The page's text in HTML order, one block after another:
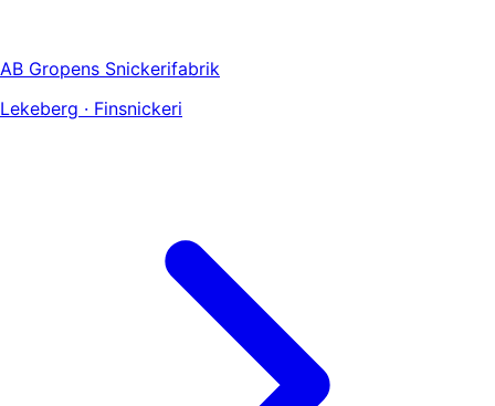
AB Gropens Snickerifabrik
Lekeberg · Finsnickeri